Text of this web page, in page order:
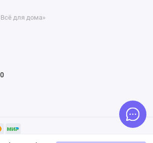
для дома»